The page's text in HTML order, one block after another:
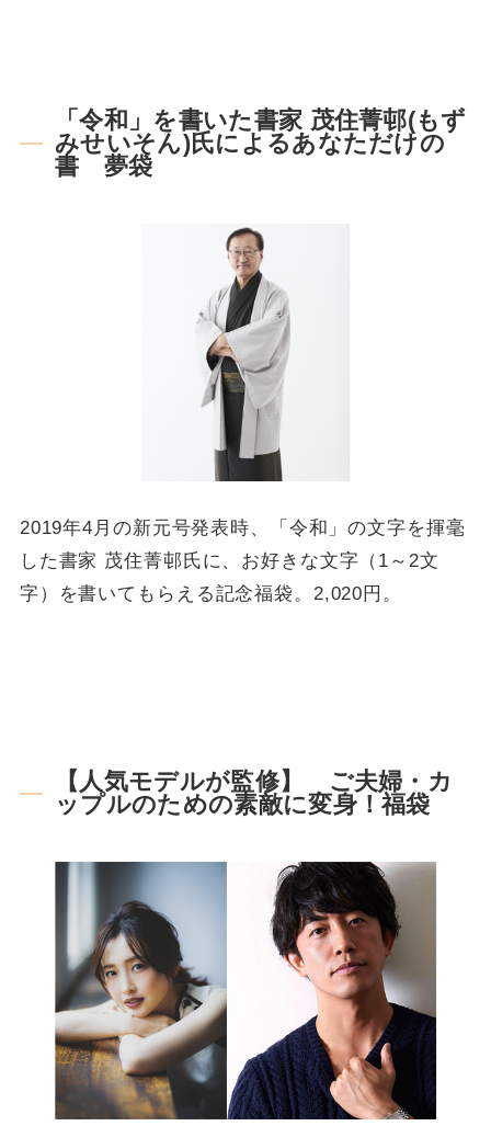
「令和」を書いた書家 茂住菁邨(もず
みせいそん)氏によるあなただけの
書 夢袋
2019年4月の新元号発表時、「令和」の文字を揮毫
した書家 茂住菁邨氏に、お好きな文字（1～2文
字）を書いてもらえる記念福袋。2,020円。
【人気モデルが監修】 ご夫婦・カ
ップルのための素敵に変身！福袋